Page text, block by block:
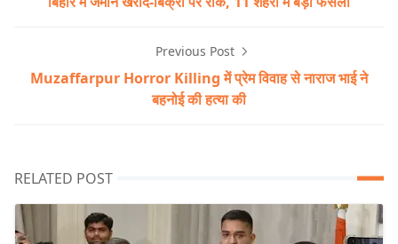
Previous Post
Muzaffarpur Horror Killing में प्रेम विवाह से नाराज भाई ने
बहनोई की हत्या की
RELATED POST